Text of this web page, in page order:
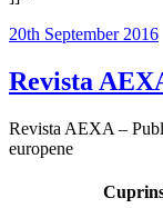
Posted
20th September 2016
Revista
Revista AEXA –
europene